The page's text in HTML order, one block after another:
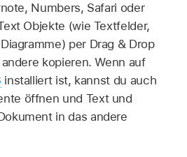
Numbers, Safari oder
Objekte (wie Textfelder,
per Drag & Drop
kopieren. Wenn auf
installiert ist, kannst du auch
öffnen und Text und
in das andere